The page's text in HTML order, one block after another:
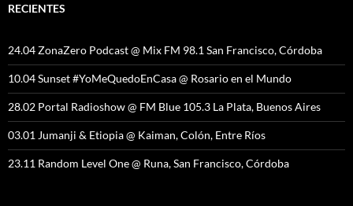
RECIENTES
24.04 ZonaZero Podcast @ Mix FM 98.1 San Francisco, Córdoba
10.04 Sunset #YoMeQuedoEnCasa @ Rosario en el Mundo
28.02 Portal Radioshow @ FM Blue 105.3 La Plata, Buenos Aires
03.01 Jumanji & Etiopia @ Kaiman, Colón, Entre Ríos
23.11 Random Level One @ Runa, San Francisco, Córdoba